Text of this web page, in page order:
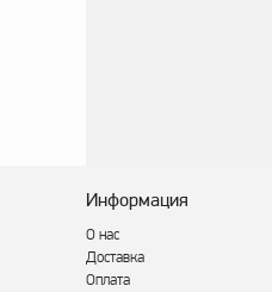
Информация
О нас
Доставка
Оплата